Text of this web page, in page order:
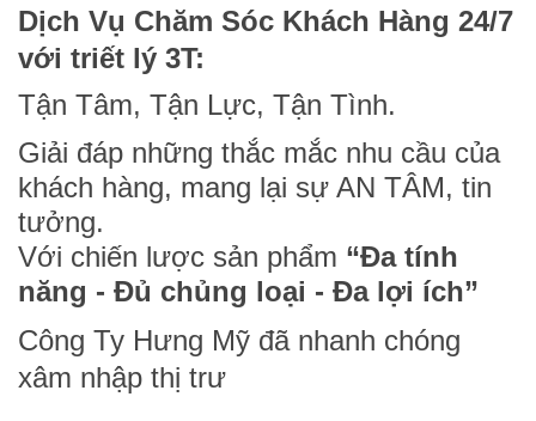
Dịch Vụ Chăm Sóc Khách Hàng 24/7
với triết lý 3T:
Tận Tâm, Tận Lực, Tận Tình.
Giải đáp những thắc mắc nhu cầu của
khách hàng, mang lại sự AN TÂM, tin
tưởng.
Với chiến lược sản phẩm “Đa tính
năng - Đủ chủng loại - Đa lợi ích”
Công Ty Hưng Mỹ đã nhanh chóng
xâm nhập thị trư